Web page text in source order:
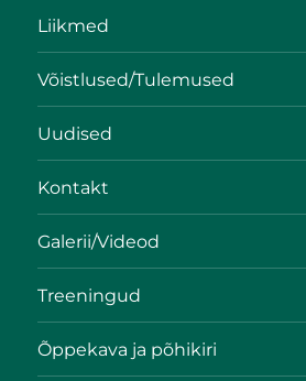
Liikmed
Võistlused/Tulemused
Uudised
Kontakt
Galerii/Videod
Treeningud
Õppekava ja põhikiri